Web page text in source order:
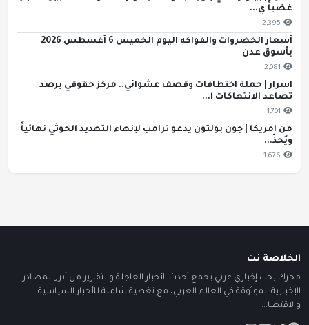
غضباً ي...
2,395
أسعار الخضروات والفواكه اليوم الخميس 6 أغسطس 2026
بأسوق عدن
2,081
اسرار | حملة اختطافات وقصف عشوائي.. مركز حقوقي يرصد
تصاعد الانتهاكات ا...
1,701
من امريكا | جون بولتون يدعو ترامب لإنهاء التهديد الحوثي نهائياً
ويُحذّ...
1,676
الخلاصة نت
محرك بحث إخباري عربي يجمع أحدث الأخبار العاجلة والتقارير من أبرز المصادر
الإخبارية الموثوقة في العالم العربي، مع تغطية شاملة للأخبار السياسية
والاقتصا...